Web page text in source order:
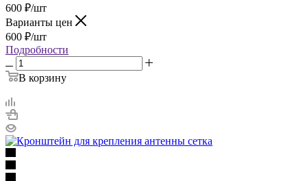
600 ₽/шт
Варианты цен
600 ₽/шт
Подробности
В корзину